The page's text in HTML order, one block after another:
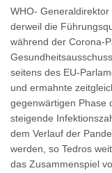
WHO-
derweil die
während der Corona-
seitens des EU-
und ermahnte
gegenwärtigen Phase
steigende
dem Verlauf der
werden, so Tedros
das Zusammenspiel